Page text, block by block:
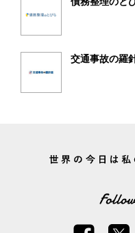
交通事故の羅